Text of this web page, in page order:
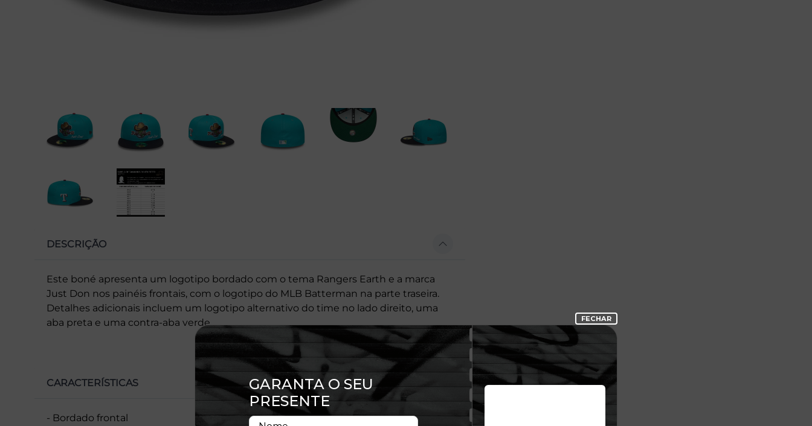
DESCRIÇÃO
Este boné apresenta um logotipo bordado com o tema Rangers Earth e a marca
Just Don nos painéis frontais, com o logotipo do MLB Batterman na parte traseira.
Detalhes adicionais incluem um logotipo alternativo do time no lado direito, uma
aba preta e uma contra-aba verde.
CARACTERÍSTICAS
- Bordado frontal